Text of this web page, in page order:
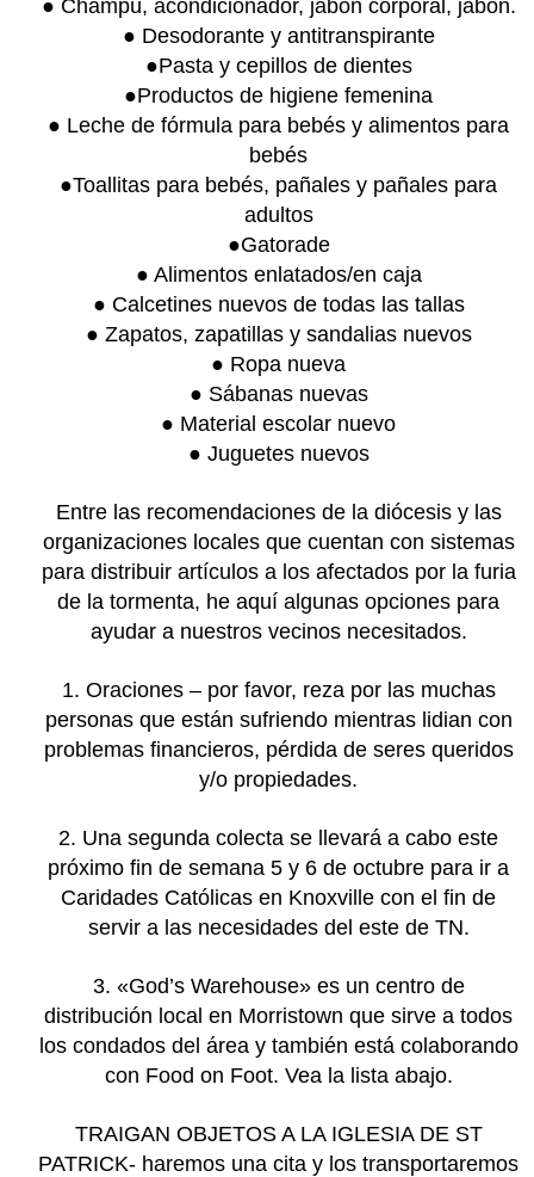
● Champú, acondicionador, jabón corporal, jabón.
● Desodorante y antitranspirante
●Pasta y cepillos de dientes
●Productos de higiene femenina
● Leche de fórmula para bebés y alimentos para
bebés
●Toallitas para bebés, pañales y pañales para
adultos
●Gatorade
● Alimentos enlatados/en caja
● Calcetines nuevos de todas las tallas
● Zapatos, zapatillas y sandalias nuevos
● Ropa nueva
● Sábanas nuevas
● Material escolar nuevo
● Juguetes nuevos
Entre las recomendaciones de la diócesis y las
organizaciones locales que cuentan con sistemas
para distribuir artículos a los afectados por la furia
de la tormenta, he aquí algunas opciones para
ayudar a nuestros vecinos necesitados.
1. Oraciones – por favor, reza por las muchas
personas que están sufriendo mientras lidian con
problemas financieros, pérdida de seres queridos
y/o propiedades.
2. Una segunda colecta se llevará a cabo este
próximo fin de semana 5 y 6 de octubre para ir a
Caridades Católicas en Knoxville con el fin de
servir a las necesidades del este de TN.
3. «God’s Warehouse» es un centro de
distribución local en Morristown que sirve a todos
los condados del área y también está colaborando
con Food on Foot. Vea la lista abajo.
TRAIGAN OBJETOS A LA IGLESIA DE ST
PATRICK- haremos una cita y los transportaremos